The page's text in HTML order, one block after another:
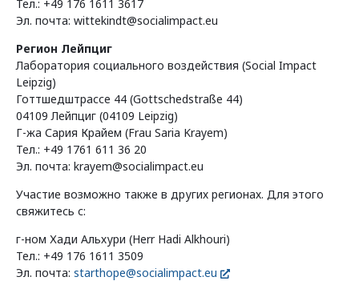
Тел.: +49 176 1611 3617
Эл. почта: wittekindt@socialimpact.eu
Регион Лейпциг
Лаборатория социального воздействия (Social Impact
Leipzig)
Готтшедштрассе 44 (Gottschedstraße 44)
04109 Лейпциг (04109 Leipzig)
Г-жа Сария Крайем (Frau Saria Krayem)
Тел.: +49 1761 611 36 20
Эл. почта: krayem@socialimpact.eu
Участие возможно также в других регионах. Для этого
свяжитесь с:
г-ном Хади Альхури (Herr Hadi Alkhouri)
Тел.: +49 176 1611 3509
Эл. почта: starthope@socialimpact.eu